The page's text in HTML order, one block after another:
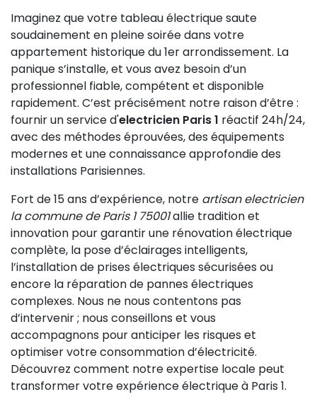
Imaginez que votre tableau électrique saute
soudainement en pleine soirée dans votre
appartement historique du 1er arrondissement. La
panique s’installe, et vous avez besoin d’un
professionnel fiable, compétent et disponible
rapidement. C’est précisément notre raison d’être :
fournir un service d'electricien Paris 1 réactif 24h/24,
avec des méthodes éprouvées, des équipements
modernes et une connaissance approfondie des
installations Parisiennes.
Fort de 15 ans d’expérience, notre artisan electricien
la commune de Paris 1 75001allie tradition et
innovation pour garantir une rénovation électrique
complète, la pose d’éclairages intelligents,
l’installation de prises électriques sécurisées ou
encore la réparation de pannes électriques
complexes. Nous ne nous contentons pas
d’intervenir ; nous conseillons et vous
accompagnons pour anticiper les risques et
optimiser votre consommation d’électricité.
Découvrez comment notre expertise locale peut
transformer votre expérience électrique à Paris 1.